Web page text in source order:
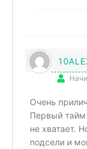
Очень
Первый тайм
не хватает.
подсели и